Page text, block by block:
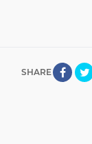
SHARE